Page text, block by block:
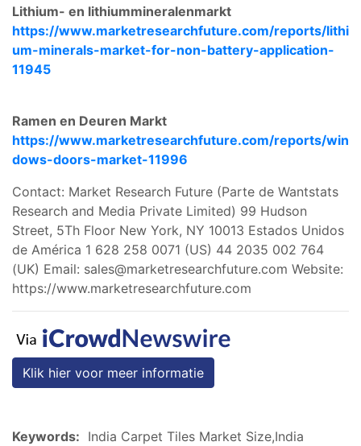
Lithium- en lithiummineralenmarkt
https://www.marketresearchfuture.com/reports/lithi
um-minerals-market-for-non-battery-application-
11945
Ramen en Deuren Markt
https://www.marketresearchfuture.com/reports/win
dows-doors-market-11996
Contact: Market Research Future (Parte de Wantstats
Research and Media Private Limited) 99 Hudson
Street, 5Th Floor New York, NY 10013 Estados Unidos
de América 1 628 258 0071 (US) 44 2035 002 764
(UK) Email: sales@marketresearchfuture.com Website:
https://www.marketresearchfuture.com
Klik hier voor meer informatie
Keywords: India Carpet Tiles Market Size,India